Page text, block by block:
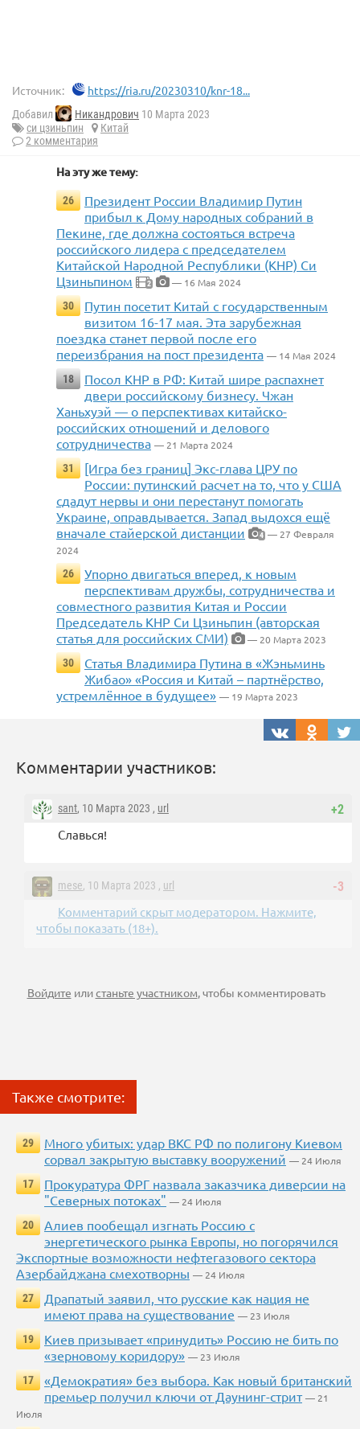
Источник: https://ria.ru/20230310/knr-18...
Добавил Никандрович 10 Марта 2023
си цзиньпин
Китай
2 комментария
На эту же тему:
26
Президент России Владимир Путин
прибыл к Дому народных собраний в
Пекине, где должна состояться встреча
российского лидера с председателем
Китайской Народной Республики (КНР) Си
Цзиньпином
2
— 16 Мая 2024
30
Путин посетит Китай с государственным
визитом 16-17 мая. Эта зарубежная
поездка станет первой после его
переизбрания на пост президента — 14 Мая 2024
18
Посол КНР в РФ: Китай шире распахнет
двери российскому бизнесу. Чжан
Ханьхуэй — о перспективах китайско-
российских отношений и делового
сотрудничества — 21 Марта 2024
31
[Игра без границ] Экс-глава ЦРУ по
России: путинский расчет на то, что у США
сдадут нервы и они перестанут помогать
Украине, оправдывается. Запад выдохся ещё
вначале стайерской дистанции
4 — 27 Февраля
2024
26
Упорно двигаться вперед, к новым
перспективам дружбы, сотрудничества и
совместного развития Китая и России
Председатель КНР Си Цзиньпин (авторская
статья для российских СМИ)
— 20 Марта 2023
30
Статья Владимира Путина в «Жэньминь
Жибао» «Россия и Китай – партнёрство,
устремлённое в будущее» — 19 Марта 2023
Комментарии участников:
+2
sant, 10 Марта 2023 , url
Славься!
-3
mese, 10 Марта 2023 , url
Комментарий скрыт модератором. Нажмите,
чтобы показать (18+).
Войдите илистаньте участником, чтобы комментировать
Также смотрите:
29
Много убитых: удар ВКС РФ по полигону Киевом
сорвал закрытую выставку вооружений — 24 Июля
17
Прокуратура ФРГ назвала заказчика диверсии на
"Северных потоках" — 24 Июля
20
Алиев пообещал изгнать Россию с
энергетического рынка Европы, но погорячился
Экспортные возможности нефтегазового сектора
Азербайджана смехотворны — 24 Июля
27
Драпатый заявил, что русские как нация не
имеют права на существование — 23 Июля
19
Киев призывает «принудить» Россию не бить по
«зерновому коридору» — 23 Июля
17
«Демократия» без выбора. Как новый британский
премьер получил ключи от Даунинг-стрит — 21
Июля